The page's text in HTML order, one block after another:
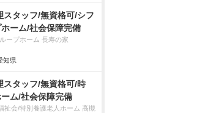
スタッフ/無資格可/シフ
ーム/社会保障完備
ープホーム 長寿の家
知県
スタッフ/無資格可/時
ム/社会保障完備
祉会/特別養護老人ホーム 高槻